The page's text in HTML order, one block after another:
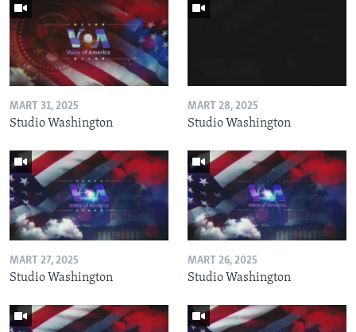
MART 31, 2025
Studio Washington
MART 28, 2025
Studio Washington
MART 27, 2025
Studio Washington
MART 26, 2025
Studio Washington